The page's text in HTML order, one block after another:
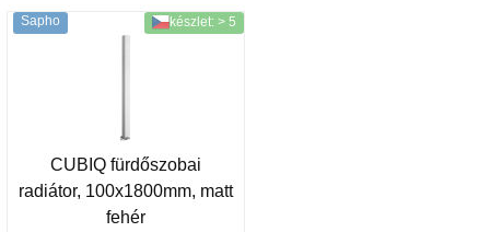
Sapho készlet: > 5
CUBIQ fürdőszobai
radiátor, 100x1800mm, matt
fehér